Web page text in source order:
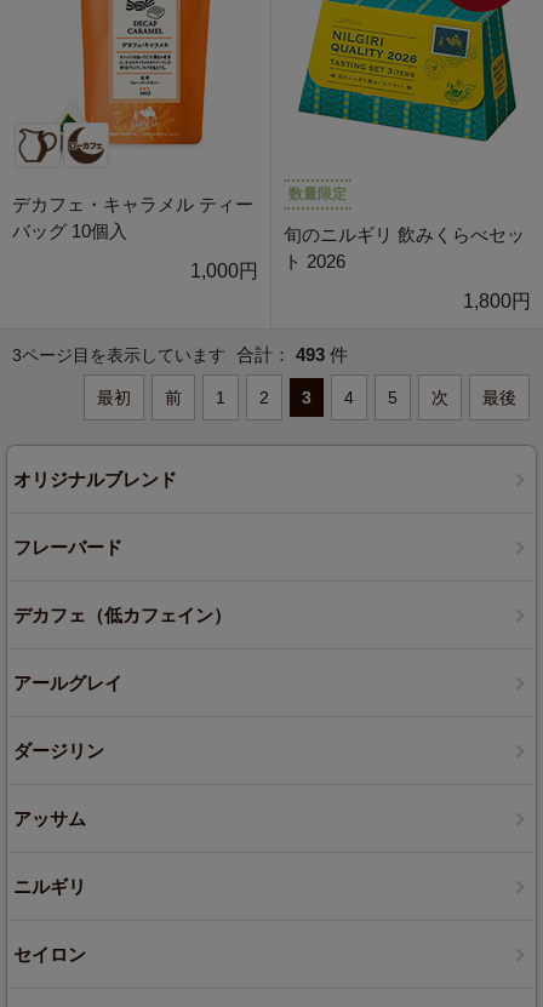
デカフェ・キャラメル ティー
バッグ 10個入
1,000円
数量限定
旬のニルギリ 飲みくらべセッ
ト 2026
1,800円
3ページ目を表示しています 合計： 493 件
最初 前 1 2 3 4 5 次 最後
オリジナルブレンド
フレーバード
デカフェ（低カフェイン）
アールグレイ
ダージリン
アッサム
ニルギリ
セイロン